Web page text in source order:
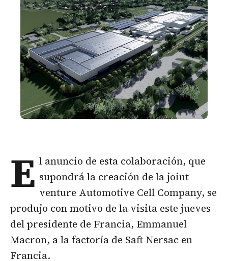
E l anuncio de esta colaboración, que
supondrá la creación de la joint
venture Automotive Cell Company, se
produjo con motivo de la visita este jueves
del presidente de Francia, Emmanuel
Macron, a la factoría de Saft Nersac en
Francia.